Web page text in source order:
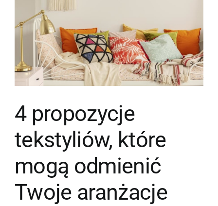
4 propozycje
tekstyliów, które
mogą odmienić
Twoje aranżacje